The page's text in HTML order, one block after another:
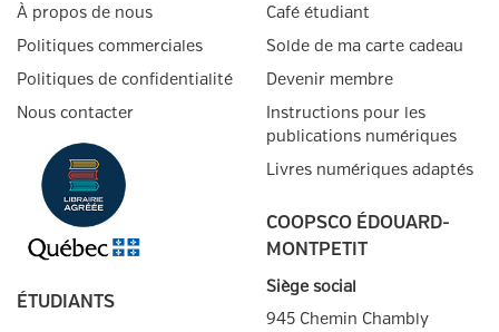
À propos de nous
Politiques commerciales
Politiques de confidentialité
Nous contacter
ÉTUDIANTS
Café étudiant
Solde de ma carte cadeau
Devenir membre
Instructions pour les
publications numériques
Livres numériques adaptés
COOPSCO ÉDOUARD-
MONTPETIT
Siège social
945 Chemin Chambly